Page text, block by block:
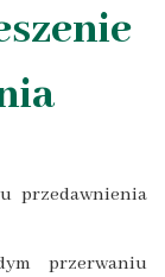
przedawnienia
przerwaniu